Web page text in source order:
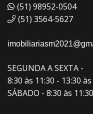
(51) 98952-0504
(51) 3564-5627
SEGUNDA A SEXTA -
8:30 às 11:30 - 13:30
SÁBADO - 8:30 às 11:30